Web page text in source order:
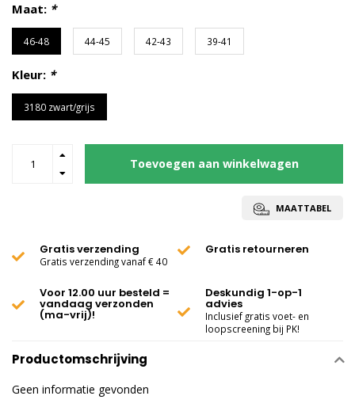
Maat: *
46-48 44-45 42-43 39-41
Kleur: *
3180 zwart/grijs
Toevoegen aan winkelwagen
MAATTABEL
Gratis verzending
Gratis verzending vanaf € 40
Gratis retourneren
Voor 12.00 uur besteld =
vandaag verzonden
(ma-vrij)!
Deskundig 1-op-1
advies
Inclusief gratis voet- en
loopscreening bij PK!
Productomschrijving
Geen informatie gevonden